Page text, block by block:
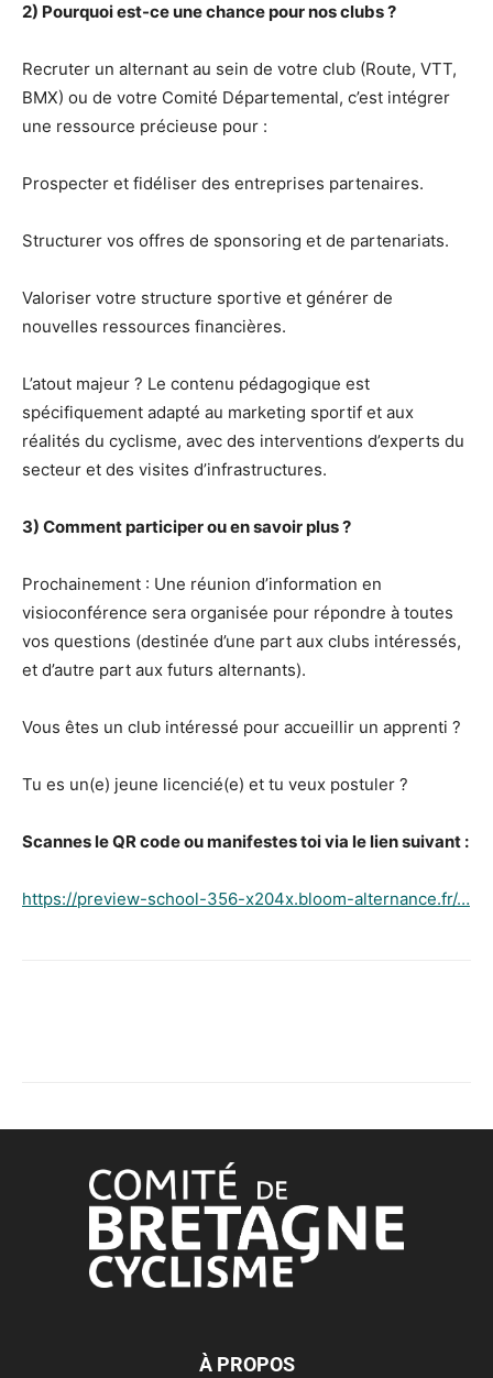
2) Pourquoi est-ce une chance pour nos clubs ?
Recruter un alternant au sein de votre club (Route, VTT,
BMX) ou de votre Comité Départemental, c’est intégrer
une ressource précieuse pour :
Prospecter et fidéliser des entreprises partenaires.
Structurer vos offres de sponsoring et de partenariats.
Valoriser votre structure sportive et générer de
nouvelles ressources financières.
L’atout majeur ? Le contenu pédagogique est
spécifiquement adapté au marketing sportif et aux
réalités du cyclisme, avec des interventions d’experts du
secteur et des visites d’infrastructures.
3) Comment participer ou en savoir plus ?
Prochainement : Une réunion d’information en
visioconférence sera organisée pour répondre à toutes
vos questions (destinée d’une part aux clubs intéressés,
et d’autre part aux futurs alternants).
Vous êtes un club intéressé pour accueillir un apprenti ?
Tu es un(e) jeune licencié(e) et tu veux postuler ?
Scannes le QR code ou manifestes toi via le lien suivant :
https://preview-school-356-x204x.bloom-alternance.fr/…
À PROPOS